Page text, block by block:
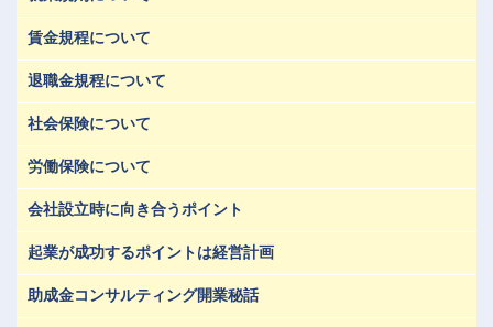
賃金規程について
退職金規程について
社会保険について
労働保険について
会社設立時に向き合うポイント
起業が成功するポイントは経営計画
助成金コンサルティング開業秘話